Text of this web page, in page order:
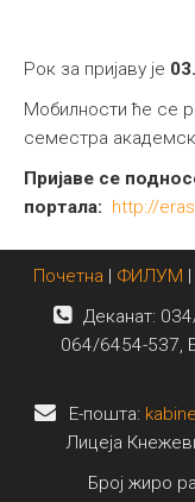
Рок за пријаву је
Мобилности ће се
семестра
Пријаве се
портала: http://
Почетна | ФИЛУМ |
Деканат:
064/6454-537,
E-пошта:
Лицеја
Број жиро